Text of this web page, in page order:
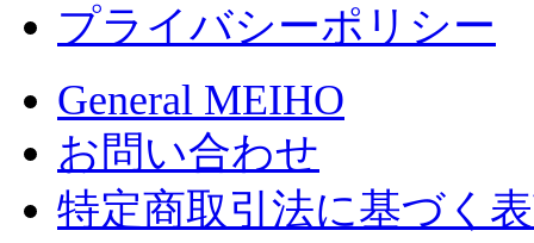
プライバシーポリシー
General MEIHO
お問い合わせ
特定商取引法に基づく